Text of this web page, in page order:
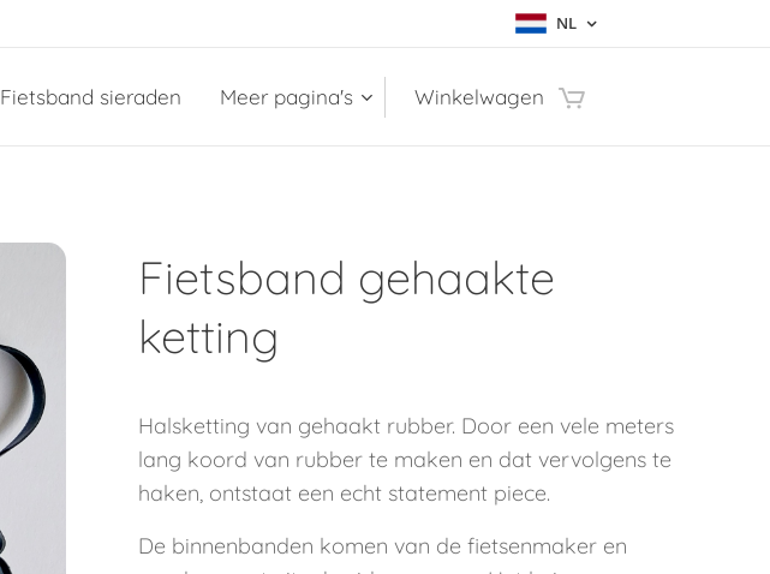
NL
Fietsband sieraden Meer pagina's Winkelwagen
Fietsband gehaakte
ketting
Halsketting van gehaakt rubber. Door een vele meters
lang koord van rubber te maken en dat vervolgens te
haken, ontstaat een echt statement piece.
De binnenbanden komen van de fietsenmaker en